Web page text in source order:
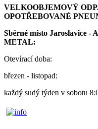
VELKOOBJEMOVÝ
OPOTŘEBOVANÉ
Sběrné místo Jaroslavice -
METAL:
Otevírací doba:
březen - listopad:
každý sudý týden v sobotu